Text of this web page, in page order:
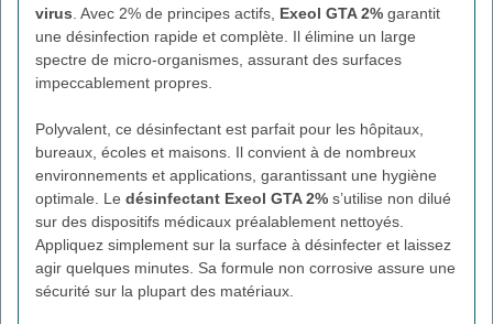
virus . Avec 2% de principes actifs, Exeol GTA 2% garantit
une désinfection rapide et complète. Il élimine un large
spectre de micro-organismes, assurant des surfaces
impeccablement propres.
Polyvalent, ce désinfectant est parfait pour les hôpitaux,
bureaux, écoles et maisons. Il convient à de nombreux
environnements et applications, garantissant une hygiène
optimale. Le désinfectant Exeol GTA 2% s’utilise non dilué
sur des dispositifs médicaux préalablement nettoyés.
Appliquez simplement sur la surface à désinfecter et laissez
agir quelques minutes. Sa formule non corrosive assure une
sécurité sur la plupart des matériaux.